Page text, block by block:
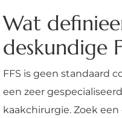
Wat
deskundige
FFS is geen standaard
een zeer
kaakchirurgie. Zoek